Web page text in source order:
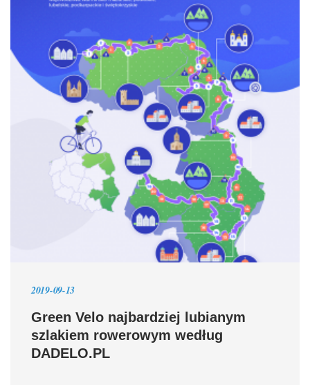
2019-09-13
Green Velo najbardziej lubianym
szlakiem rowerowym według
DADELO.PL